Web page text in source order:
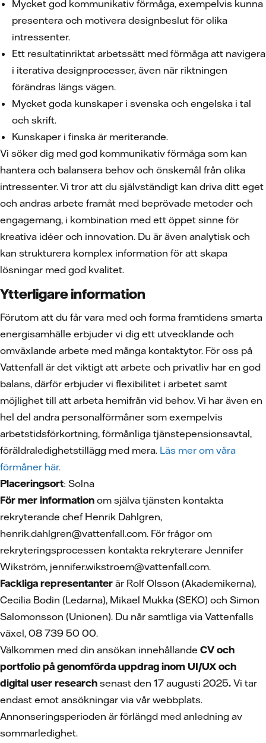
Mycket god kommunikativ förmåga, exempelvis kunna
presentera och motivera designbeslut för olika
intressenter.
Ett resultatinriktat arbetssätt med förmåga att navigera
i iterativa designprocesser, även när riktningen
förändras längs vägen.
Mycket goda kunskaper i svenska och engelska i tal
och skrift.
Kunskaper i finska är meriterande.
Vi söker dig med god kommunikativ förmåga som kan
hantera och balansera behov och önskemål från olika
intressenter. Vi tror att du självständigt kan driva ditt eget
och andras arbete framåt med beprövade metoder och
engagemang, i kombination med ett öppet sinne för
kreativa idéer och innovation. Du är även analytisk och
kan strukturera komplex information för att skapa
lösningar med god kvalitet.
Ytterligare information
Förutom att du får vara med och forma framtidens smarta
energisamhälle erbjuder vi dig ett utvecklande och
omväxlande arbete med många kontaktytor. För oss på
Vattenfall är det viktigt att arbete och privatliv har en god
balans, därför erbjuder vi flexibilitet i arbetet samt
möjlighet till att arbeta hemifrån vid behov. Vi har även en
hel del andra personalförmåner som exempelvis
arbetstidsförkortning, förmånliga tjänstepensionsavtal,
föräldraledighetstillägg med mera. Läs mer om våra
förmåner här.
Placeringsort: Solna
För mer information om själva tjänsten kontakta
rekryterande chef Henrik Dahlgren,
henrik.dahlgren@vattenfall.com. För frågor om
rekryteringsprocessen kontakta rekryterare Jennifer
Wikström, jennifer.wikstroem@vattenfall.com.
Fackliga representanter är Rolf Olsson (Akademikerna),
Cecilia Bodin (Ledarna), Mikael Mukka (SEKO) och Simon
Salomonsson (Unionen). Du når samtliga via Vattenfalls
växel, 08 739 50 00.
Välkommen med din ansökan innehållande CV och
portfolio på genomförda uppdrag inom UI/UX och
digital user research senast den 17 augusti 2025. Vi tar
endast emot ansökningar via vår webbplats.
Annonseringsperioden är förlängd med anledning av
sommarledighet.